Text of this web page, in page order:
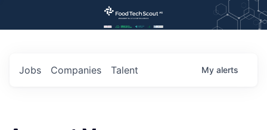
Jobs Companies Talent My alerts